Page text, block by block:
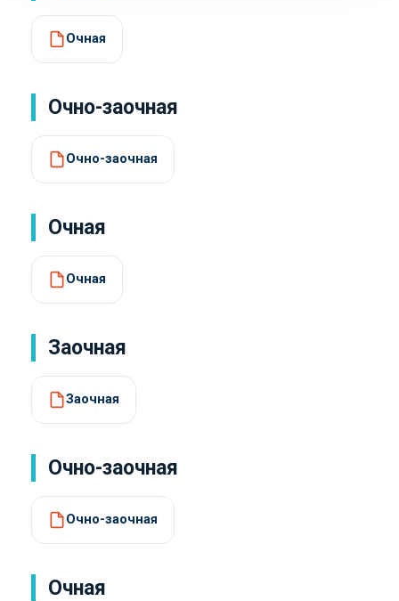
Очная
Очно-заочная
Очно-заочная
Очная
Очная
Заочная
Заочная
Очно-заочная
Очно-заочная
Очная